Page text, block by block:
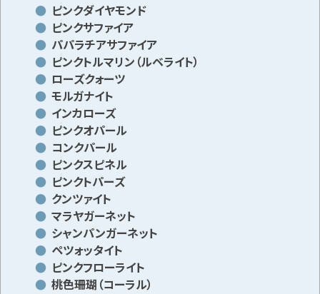
最短1分！今すぐ査定金額をお伝えいたします
まずはお電話
【総合受付】24時間・年中無休(年末年始除く)
ピンクダイヤモンド
ピンクサファイア
パパラチアサファイア
ピンクトルマリン（ルベライト）
ローズクォーツ
モルガナイト
インカローズ
ピンクオパール
コンクパール
ピンクスピネル
ピンクトパーズ
クンツァイト
マラヤガーネット
シャンパンガーネット
ペツォッタイト
ピンクフローライト
桃色珊瑚（コーラル）